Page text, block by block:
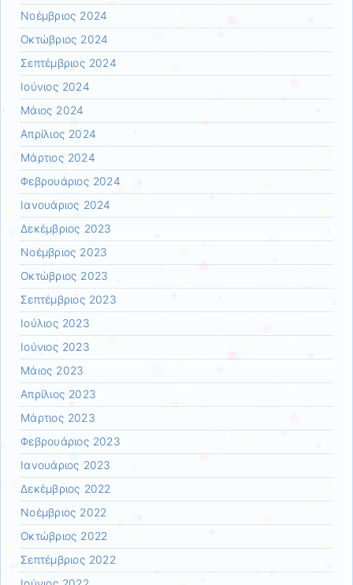
Νοέμβριος 2024
Οκτώβριος 2024
Σεπτέμβριος 2024
Ιούνιος 2024
Μάιος 2024
Απρίλιος 2024
Μάρτιος 2024
Φεβρουάριος 2024
Ιανουάριος 2024
Δεκέμβριος 2023
Νοέμβριος 2023
Οκτώβριος 2023
Σεπτέμβριος 2023
Ιούλιος 2023
Ιούνιος 2023
Μάιος 2023
Απρίλιος 2023
Μάρτιος 2023
Φεβρουάριος 2023
Ιανουάριος 2023
Δεκέμβριος 2022
Νοέμβριος 2022
Οκτώβριος 2022
Σεπτέμβριος 2022